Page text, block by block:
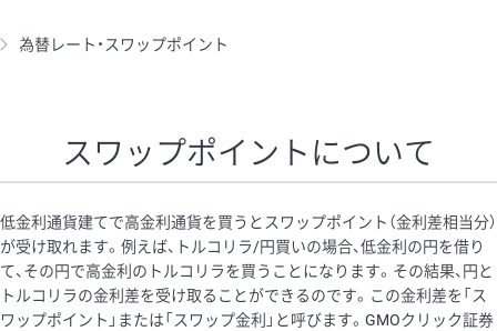
為替レート・スワップポイント
スワップポイントについて
低金利通貨建てで高金利通貨を買うとスワップポイント（金利差相当分）
が受け取れます。例えば、トルコリラ/円買いの場合、低金利の円を借り
て、その円で高金利のトルコリラを買うことになります。その結果、円と
トルコリラの金利差を受け取ることができるのです。この金利差を「ス
ワップポイント」または「スワップ金利」と呼びます。GMOクリック証券